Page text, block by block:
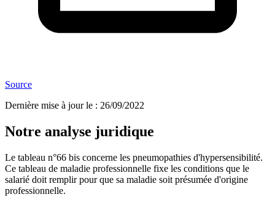
Source
Dernière mise à jour le : 26/09/2022
Notre analyse juridique
Le tableau n°66 bis concerne les pneumopathies d'hypersensibilité.
Ce tableau de maladie professionnelle fixe les conditions que le
salarié doit remplir pour que sa maladie soit présumée d'origine
professionnelle.